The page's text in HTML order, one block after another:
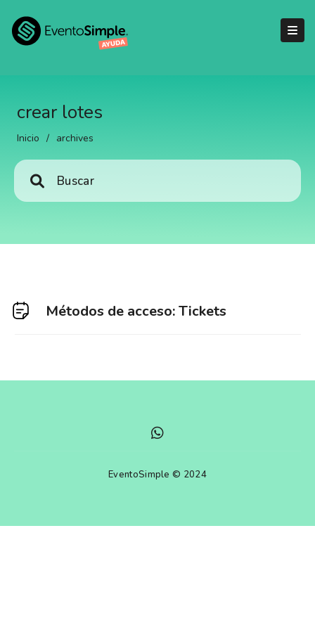
crear lotes
Inicio / archives
Métodos de acceso: Tickets
EventoSimple © 2024